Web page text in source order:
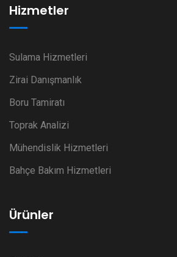
Hizmetler
Sulama Hizmetleri
Zirai Danışmanlık
Boru Tamiratı
Toprak Analizi
Mühendislik Hizmetleri
Bahçe Bakım Hizmetleri
Ürünler